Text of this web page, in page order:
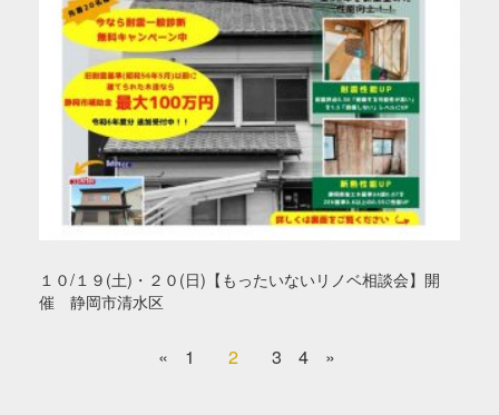
１０/１９(土)・２０(日)【もったいないリノベ相談会】開
催 静岡市清水区
« 1 2 3 4 »